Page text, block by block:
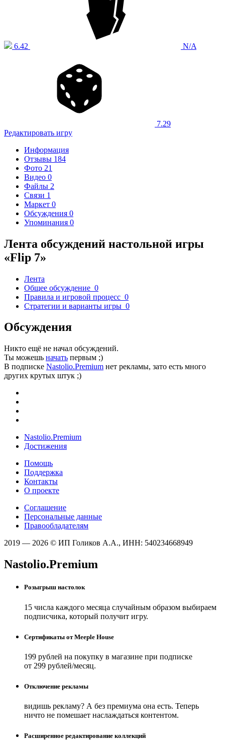
6.42 N/A
7.29
Редактировать игру
Информация
Отзывы 184
Фото 21
Видео 0
Файлы 2
Связи 1
Маркет 0
Обсуждения 0
Упоминания 0
Лента обсуждений настольной игры
«Flip 7»
Лента
Общее обсуждение 0
Правила и игровой процесс 0
Стратегии и варианты игры 0
Обсуждения
Никто ещё не начал обсуждений.
Ты можешь начать первым ;)
В подписке Nastolio.Premium нет рекламы, зато есть много
других крутых штук ;)
Nastolio.Premium
Достижения
Помощь
Поддержка
Контакты
О проекте
Соглашение
Персональные данные
Правообладателям
2019 — 2026 © ИП Голиков А.А., ИНН: 540234668949
Nastolio.Premium
Розыгрыш настолок
15 числа каждого месяца случайным образом выбираем
подписчика, который получит игру.
Сертификаты от Meeple House
199 рублей на покупку в магазине при подписке
от 299 рублей/месяц.
Отключение рекламы
видишь рекламу? А без премиума она есть. Теперь
ничто не помешает наслаждаться контентом.
Расширенное редактирование коллекций